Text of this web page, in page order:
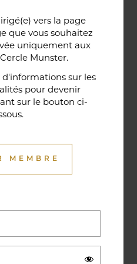
vers la page
que vous souhaitez
uniquement aux
Munster.
sur les
pour devenir
sur le bouton ci-
MEMBRE
le bar au restaurant ;
la tradition du bien-
chaleureux qui
de l'établissement. Ce
a été entièrement
Notre chef vous propose